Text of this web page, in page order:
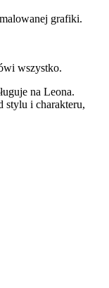
grafiki.
wszystko.
na Leona.
stylu i charakteru,